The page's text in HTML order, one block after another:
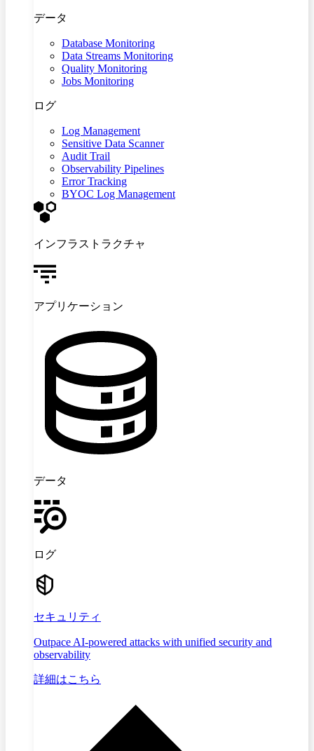
データ
Database Monitoring
Data Streams Monitoring
Quality Monitoring
Jobs Monitoring
ログ
Log Management
Sensitive Data Scanner
Audit Trail
Observability Pipelines
Error Tracking
BYOC Log Management
インフラストラクチャ
アプリケーション
データ
ログ
セキュリティ
Outpace AI-powered attacks with unified security and
observability
詳細はこちら